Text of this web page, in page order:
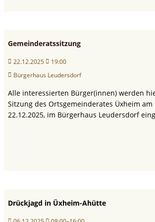
Gemeinderatssitzung
22.12.2025
19:00
Bürgerhaus Leudersdorf
Alle interessierten Bürger(innen) werden hiermit zu einer
Sitzung des Ortsgemeinderates Üxheim am
22.12.2025, im Bürgerhaus Leudersdorf
Drückjagd in Üxheim-Ahütte